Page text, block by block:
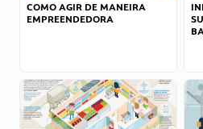
COMO AGIR DE MANEIRA
EMPREENDEDORA